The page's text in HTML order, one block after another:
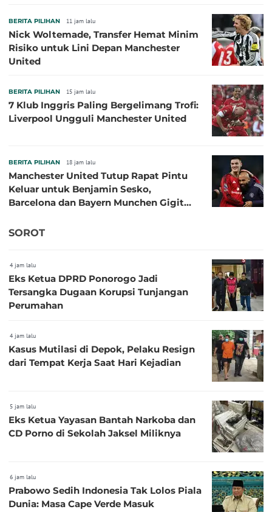
BERITA PILIHAN 11 jam lalu
Nick Woltemade, Transfer Hemat Minim
Risiko untuk Lini Depan Manchester
United
BERITA PILIHAN 15 jam lalu
7 Klub Inggris Paling Bergelimang Trofi:
Liverpool Ungguli Manchester United
BERITA PILIHAN 18 jam lalu
Manchester United Tutup Rapat Pintu
Keluar untuk Benjamin Sesko,
Barcelona dan Bayern Munchen Gigit
SOROT
4 jam lalu
Eks Ketua DPRD Ponorogo Jadi
Tersangka Dugaan Korupsi Tunjangan
Perumahan
4 jam lalu
Kasus Mutilasi di Depok, Pelaku Resign
dari Tempat Kerja Saat Hari Kejadian
5 jam lalu
Eks Ketua Yayasan Bantah Narkoba dan
CD Porno di Sekolah Jaksel Miliknya
6 jam lalu
Prabowo Sedih Indonesia Tak Lolos Piala
Dunia: Masa Cape Verde Masuk